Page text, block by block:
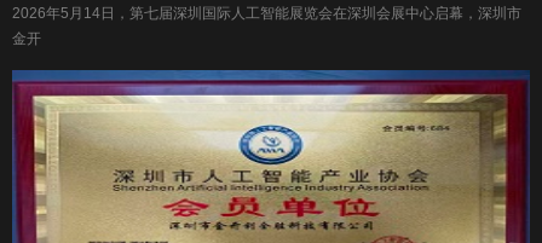
2026年5月14日，第七届深圳国际人工智能展览会在深圳会展中心启幕，深圳市
金开